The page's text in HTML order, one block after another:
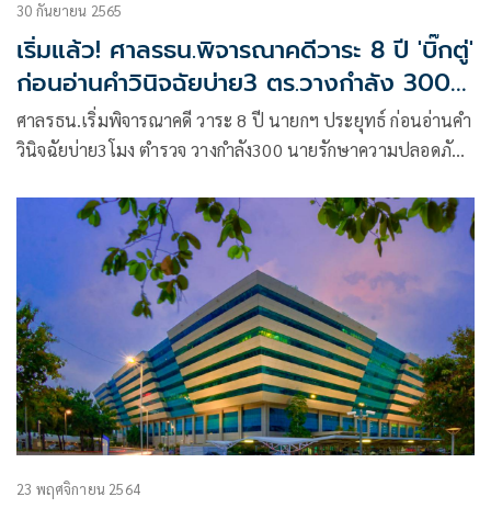
30 กันยายน 2565
เริ่มแล้ว! ศาลรธน.พิจารณาคดีวาระ 8 ปี 'บิ๊กตู่'
ก่อนอ่านคำวินิจฉัยบ่าย3 ตร.วางกำลัง 300
นายคุมเข้ม
ศาลรธน.เริ่มพิจารณาคดี วาระ 8 ปี นายกฯ ประยุทธ์ ก่อนอ่านคำ
วินิจฉัยบ่าย3โมง ตำรวจ วางกำลัง300 นายรักษาความปลอดภัย
23 พฤศจิกายน 2564